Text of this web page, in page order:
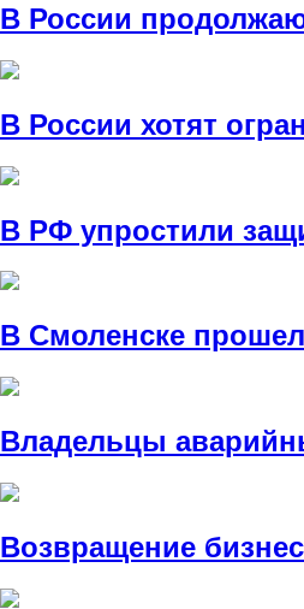
В России
В России хотят
В РФ упростили
В Смоленске
Владельцы
Возвращение